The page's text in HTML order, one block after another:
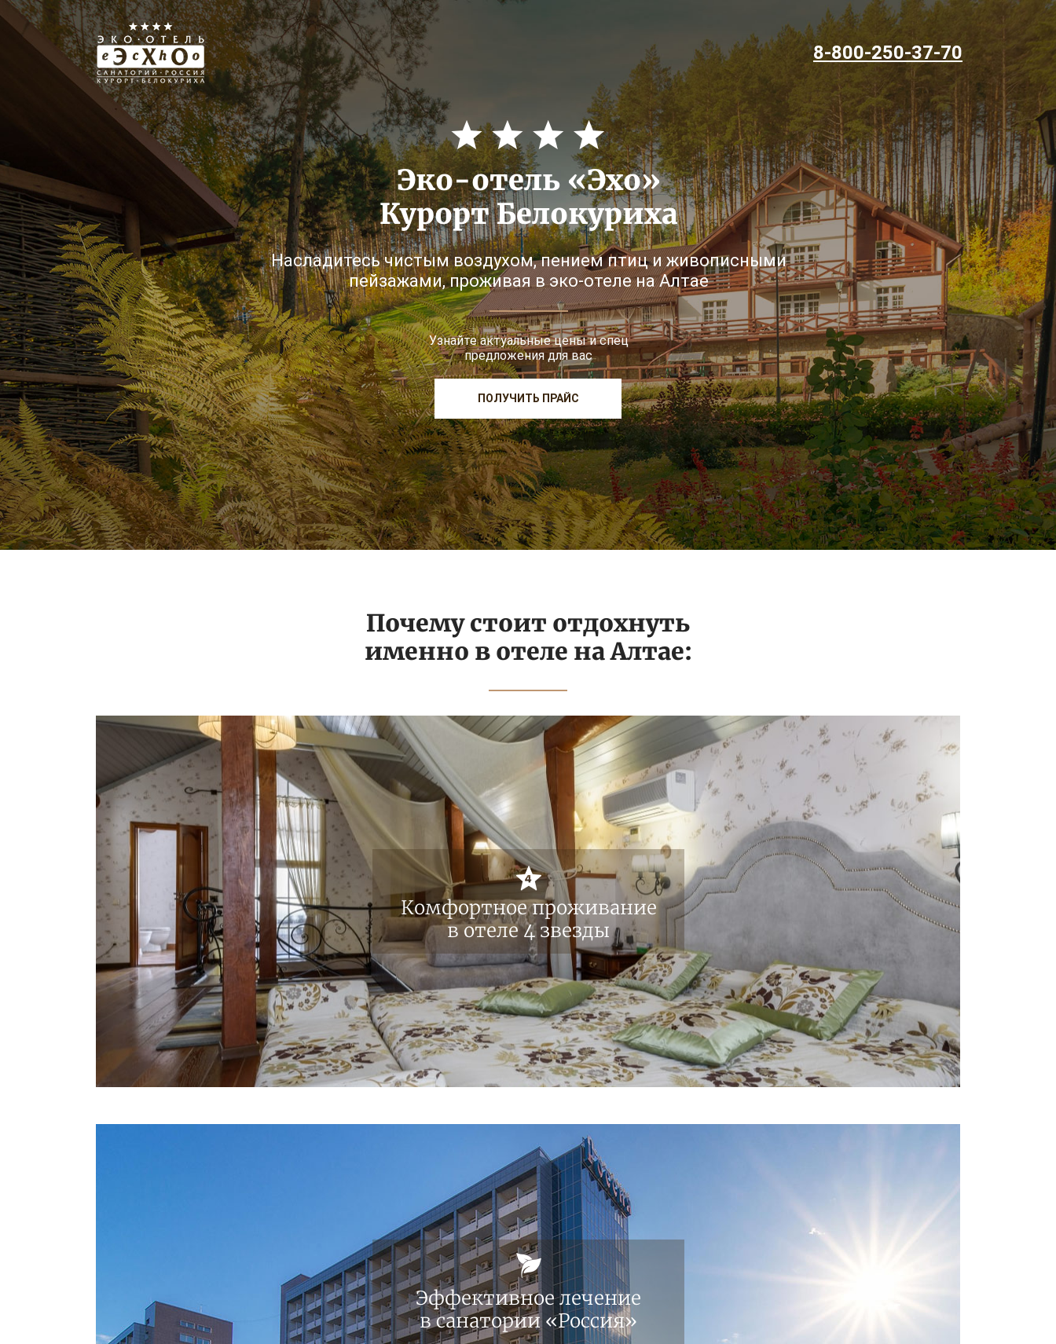
Эко-отель «Эхо»
Курорт Белокуриха
Насладитесь чистым воздухом, пением птиц и живописными
пейзажами, проживая в эко-отеле на Алтае
Узнайте актуальные цены и спец
предложения для вас
ПОЛУЧИТЬ ПРАЙС
8-800-250-37-70
Почему стоит отдохнуть
именно в отеле на Алтае:
Комфортное проживание
в отеле 4 звезды
Эффективное лечение
в санатории «Россия»